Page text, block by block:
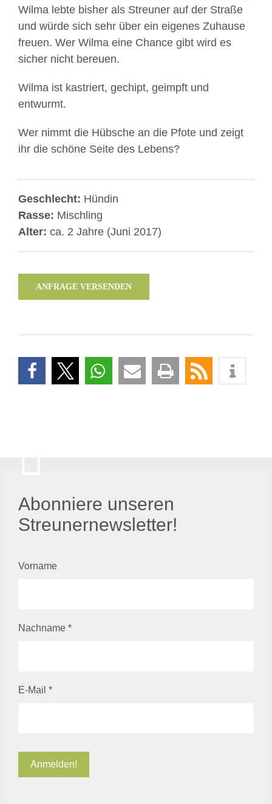
Wilma lebte bisher als Streuner auf der Straße
und würde sich sehr über ein eigenes Zuhause
freuen. Wer Wilma eine Chance gibt wird es
sicher nicht bereuen.
Wilma ist kastriert, gechipt, geimpft und
entwurmt.
Wer nimmt die Hübsche an die Pfote und zeigt
ihr die schöne Seite des Lebens?
Geschlecht: Hündin
Rasse: Mischling
Alter: ca. 2 Jahre (Juni 2017)
ANFRAGE VERSENDEN
Abonniere unseren
Streunernewsletter!
Vorname
Nachname *
E-Mail *